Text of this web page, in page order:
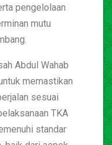
pengelolaan
mutu
Abdul Wahab
memastikan
sesuai
TKA
standar